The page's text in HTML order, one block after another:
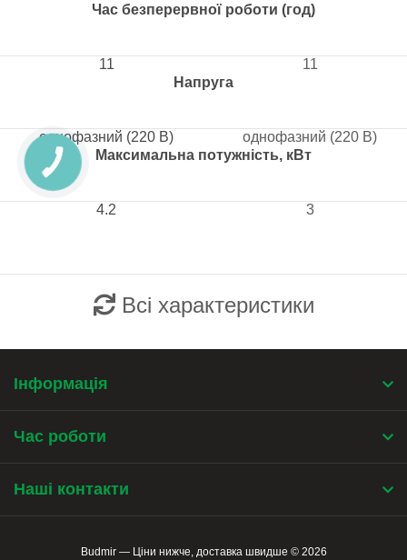
Час безперервної роботи (год)
Напруга
Максимальна потужність, кВт
11
однофазний (220 В)
4.2
11
однофазний (220 В)
3
Всі характеристики
Інформація
Час роботи
Наші контакти
Budmir — Ціни нижче, доставка швидше © 2026